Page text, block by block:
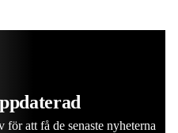
för att få de senaste nyheterna